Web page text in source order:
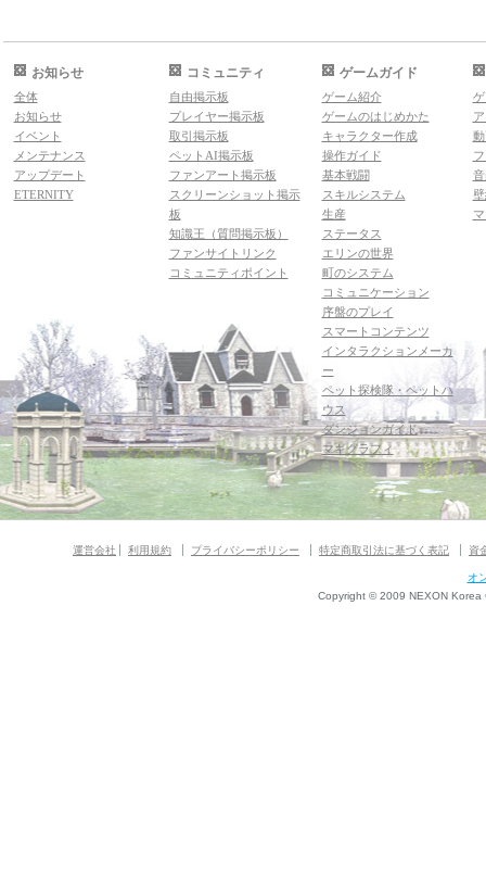
お知らせ
全体
お知らせ
イベント
メンテナンス
アップデート
ETERNITY
コミュニティ
自由掲示板
プレイヤー掲示板
取引掲示板
ペットAI掲示板
ファンアート掲示板
スクリーンショット掲示
板
知識王（質問掲示板）
ファンサイトリンク
コミュニティポイント
ゲームガイド
ゲーム紹介
ゲームのはじめかた
キャラクター作成
操作ガイド
基本戦闘
スキルシステム
生産
ステータス
エリンの世界
町のシステム
コミュニケーション
序盤のプレイ
スマートコンテンツ
インタラクションメーカ
ー
ペット探検隊・ペットハ
ウス
ダンジョンガイド
マギグラフィ
運営会社 利用規約 プライバシーポリシー 特定商取引法に基づく表記 資
オ
Copyright © 2009 NEXON Korea